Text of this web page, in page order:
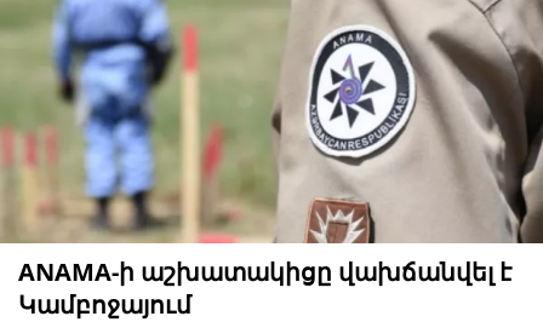
ANAMA-ի աշխատակիցը վախճանվել է
Կամբոջայում